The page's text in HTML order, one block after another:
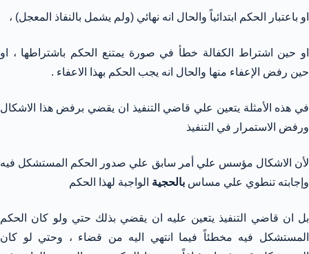
او باعتبار الحكم ابتدائياً والحال انه نهائي (ولم يشمل بالنفاذ المعجل) ،
او حين اشتراط الكفالة خطأ في صورة يمتنع الحكم باشتراطها ، او
حين رفض الإعفاء منها والحال انه يجب الحكم بهذا الاعفاء .
في هذه الأمثلة يتعين علي قاضي التنفيذ ان يقضي برفض هذا الاشكال
ورفض الاستمرار في التنفيذ
لأن الاشكال مؤسس علي أمر سابق علي صدور الحكم المستشكل فيه
وإجابته تنطوي علي مساس بالحجية الواجبة لهذا الحكم
بل ان قاضي التنفيذ يتعين عليه ان يقضي بذلك حتي ولو كان الحكم
المستشكل فيه مخطئاً فيما انتهي اليه من قضاء ، وحتي لو كان